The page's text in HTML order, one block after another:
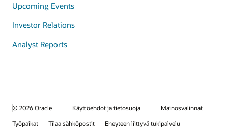
Upcoming Events
Investor Relations
Analyst Reports
© 2026 Oracle Käyttöehdot ja tietosuoja
Mainosvalinnat
Työpaikat
Tilaa sähköpostit
Eheyteen liittyvä tukipalvelu